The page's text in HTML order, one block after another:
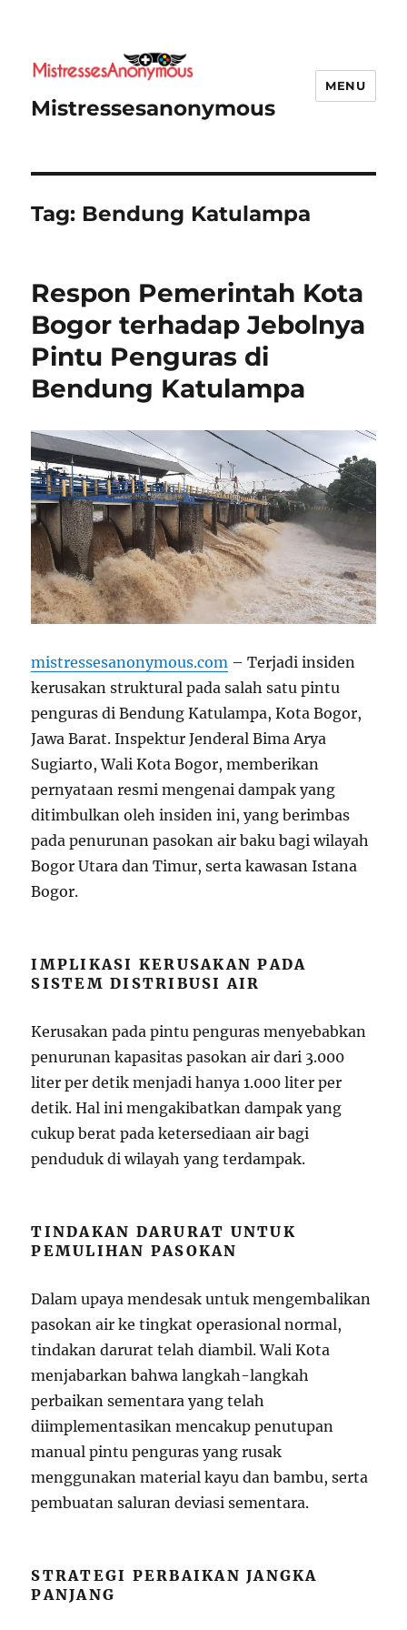
Mistressesanonymous
MENU
Tag: Bendung Katulampa
Respon Pemerintah Kota
Bogor terhadap Jebolnya
Pintu Penguras di
Bendung Katulampa
mistressesanonymous.com – Terjadi insiden
kerusakan struktural pada salah satu pintu
penguras di Bendung Katulampa, Kota Bogor,
Jawa Barat. Inspektur Jenderal Bima Arya
Sugiarto, Wali Kota Bogor, memberikan
pernyataan resmi mengenai dampak yang
ditimbulkan oleh insiden ini, yang berimbas
pada penurunan pasokan air baku bagi wilayah
Bogor Utara dan Timur, serta kawasan Istana
Bogor.
IMPLIKASI KERUSAKAN PADA
SISTEM DISTRIBUSI AIR
Kerusakan pada pintu penguras menyebabkan
penurunan kapasitas pasokan air dari 3.000
liter per detik menjadi hanya 1.000 liter per
detik. Hal ini mengakibatkan dampak yang
cukup berat pada ketersediaan air bagi
penduduk di wilayah yang terdampak.
TINDAKAN DARURAT UNTUK
PEMULIHAN PASOKAN
Dalam upaya mendesak untuk mengembalikan
pasokan air ke tingkat operasional normal,
tindakan darurat telah diambil. Wali Kota
menjabarkan bahwa langkah-langkah
perbaikan sementara yang telah
diimplementasikan mencakup penutupan
manual pintu penguras yang rusak
menggunakan material kayu dan bambu, serta
pembuatan saluran deviasi sementara.
STRATEGI PERBAIKAN JANGKA
PANJANG